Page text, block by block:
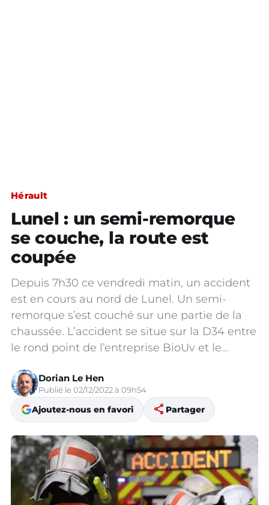
Hérault
Lunel : un semi-remorque
se couche, la route est
coupée
Depuis 7h30 ce vendredi matin, un accident
est en cours au nord de Lunel. Un semi-
remorque s’est couché sur une partie de la
chaussée. L’accident se situe sur la D34 entre
le rond point de l’entreprise BioUv et le…
Dorian Le Hen
Publié le 02/12/2022 à 09h54
Ajoutez-nous en favori share Partager